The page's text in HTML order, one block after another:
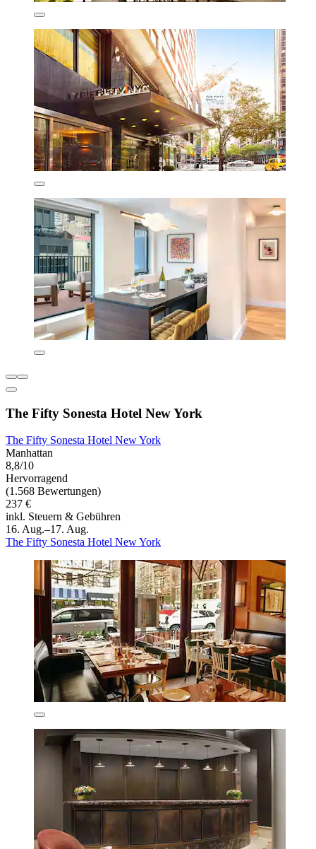
The Fifty Sonesta Hotel New York
The Fifty Sonesta Hotel New York
Manhattan
8,8/10
Hervorragend
(1.568 Bewertungen)
237 €
inkl. Steuern & Gebühren
16. Aug.–17. Aug.
The Fifty Sonesta Hotel New York